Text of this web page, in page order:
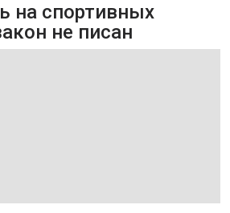
на спортивных
не писан